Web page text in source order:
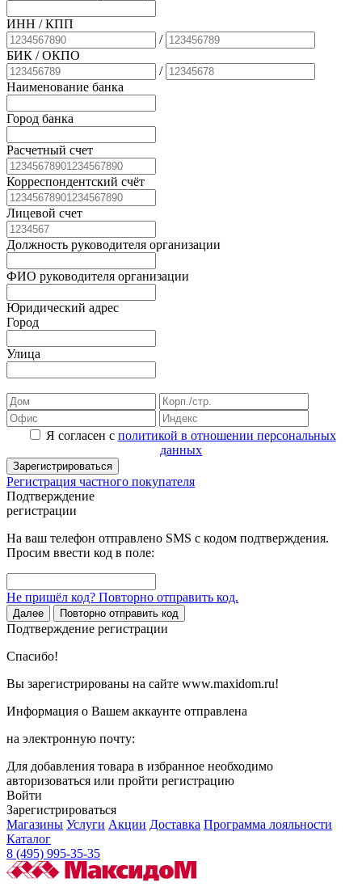
ИНН / КПП
/
БИК / ОКПО
/
Наименование банка
Город банка
Расчетный счет
Корреспондентский счёт
Лицевой счет
Должность руководителя организации
ФИО руководителя организации
Юридический адрес
Город
Улица
Я согласен с политикой в отношении персональных
данных
Зарегистрироваться
Регистрация частного покупателя
Подтверждение
регистрации
На ваш телефон отправлено SMS с кодом подтверждения.
Просим ввести код в поле:
Не пришёл код? Повторно отправить код.
Далее Повторно отправить код
Подтверждение регистрации
Спасибо!
Вы зарегистрированы на сайте www.maxidom.ru!
Информация о Вашем аккаунте отправлена
на электронную почту:
Для добавления товара в избранное необходимо
авторизоваться или пройти регистрацию
Войти
Зарегистрироваться
Магазины Услуги Акции Доставка Программа лояльности
Каталог
8 (495) 995-35-35